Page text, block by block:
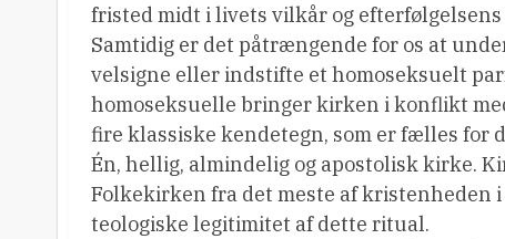
fristed midt i livets vilkår og
Samtidig er det påtrængende for os at
velsigne eller indstifte et homoseksuelt
homoseksuelle bringer kirken i konflikt
fire klassiske kendetegn, som er fælles for
Én, hellig, almindelig og apostolisk kirke.
Folkekirken fra det meste af kristenheden
teologiske legitimitet af dette ritual.